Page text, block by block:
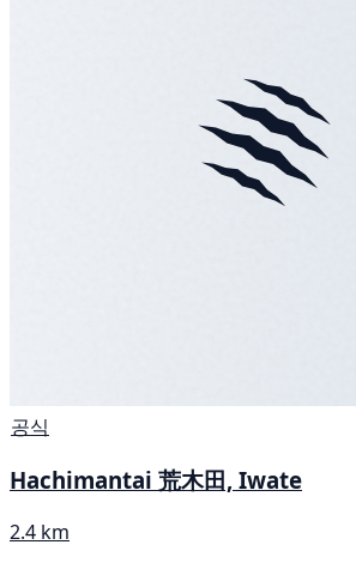
공식
Hachimantai 荒木田, Iwate
2.4 km